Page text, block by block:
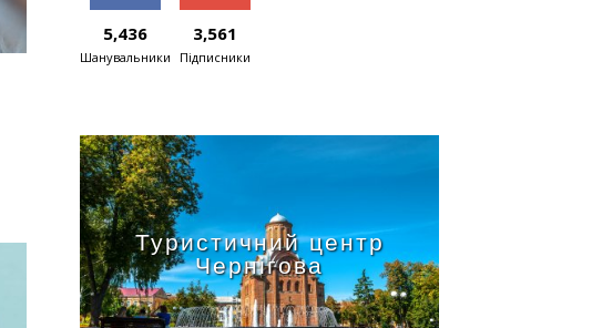
5,436
Шанувальники
3,561
Підписники
Туристичний центр
Чернігова